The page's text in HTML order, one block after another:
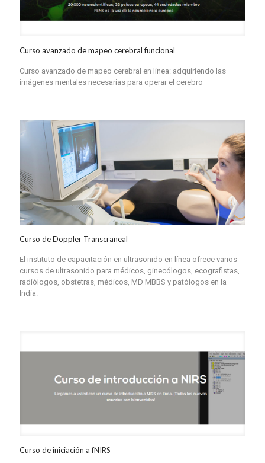
Curso avanzado de mapeo cerebral funcional
Curso avanzado de mapeo cerebral en línea: adquiriendo las
imágenes mentales necesarias para operar el cerebro
Curso de Doppler Transcraneal
El instituto de capacitación en ultrasonido en línea ofrece varios
cursos de ultrasonido para médicos, ginecólogos, ecografistas,
radiólogos, obstetras, médicos, MD MBBS y patólogos en la
India.
Curso de iniciación a fNIRS